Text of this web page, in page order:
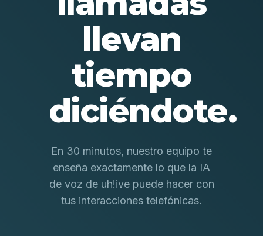
llevan
tiempo
diciéndote.
En 30 minutos, nuestro equipo te
enseña exactamente lo que la IA
de voz de uh!ive puede hacer con
tus interacciones telefónicas.